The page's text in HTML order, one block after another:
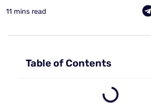
11 mins read
Table of Contents